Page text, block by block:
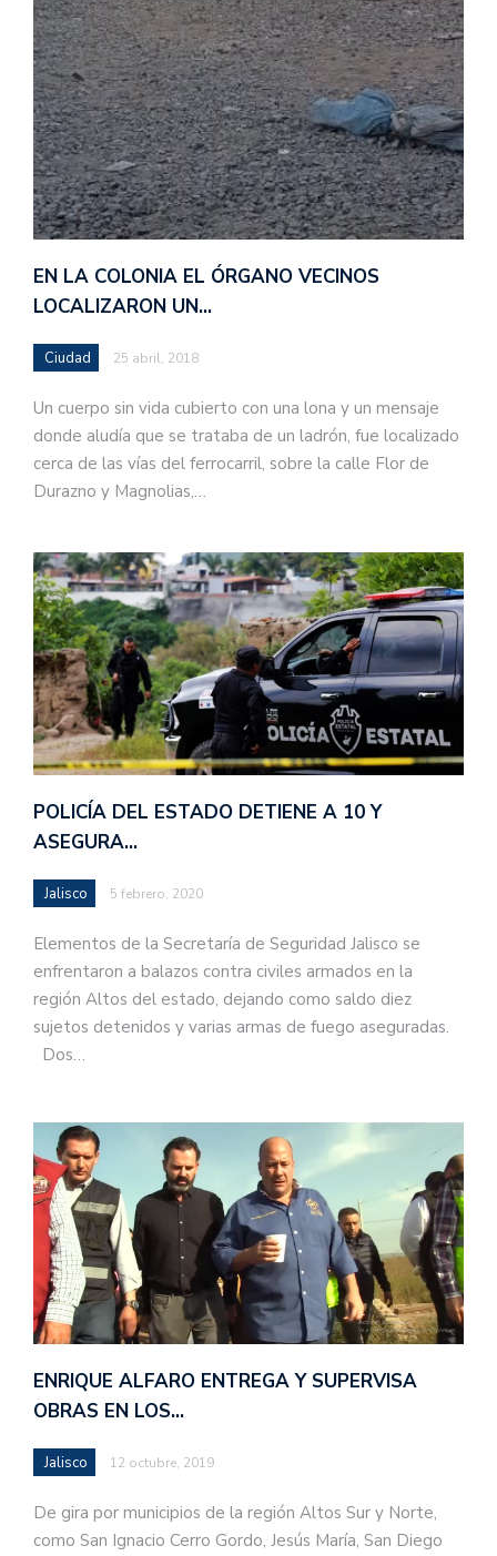
EN LA COLONIA EL ÓRGANO VECINOS
LOCALIZARON UN…
Ciudad 25 abril, 2018
Un cuerpo sin vida cubierto con una lona y un mensaje
donde aludía que se trataba de un ladrón, fue localizado
cerca de las vías del ferrocarril, sobre la calle Flor de
Durazno y Magnolias,…
POLICÍA DEL ESTADO DETIENE A 10 Y
ASEGURA…
Jalisco 5 febrero, 2020
Elementos de la Secretaría de Seguridad Jalisco se
enfrentaron a balazos contra civiles armados en la
región Altos del estado, dejando como saldo diez
sujetos detenidos y varias armas de fuego aseguradas.
Dos…
ENRIQUE ALFARO ENTREGA Y SUPERVISA
OBRAS EN LOS…
Jalisco 12 octubre, 2019
De gira por municipios de la región Altos Sur y Norte,
como San Ignacio Cerro Gordo, Jesús María, San Diego